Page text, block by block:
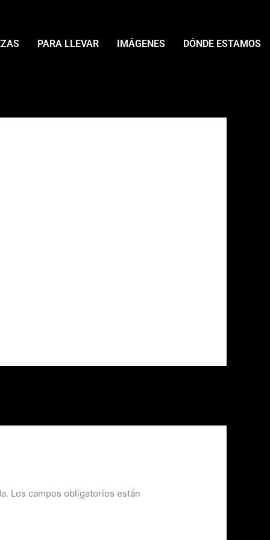
PARA LLEVAR IMÁGENES DÓNDE ESTAMOS
Los campos obligatorios están